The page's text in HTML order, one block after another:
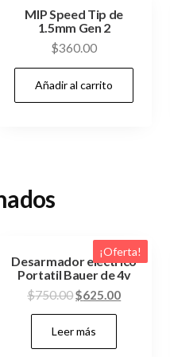
MIP Speed Tip de
1.5mm Gen 2
$360.00
Añadir al carrito
¡Oferta!
Desarmador electrico
Portatil Bauer de 4v
$750.00El
precio
original
era:
$625.00El
Leer más